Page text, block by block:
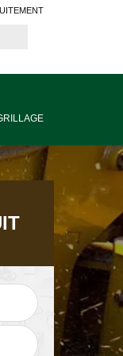
Artisan paysagiste
33